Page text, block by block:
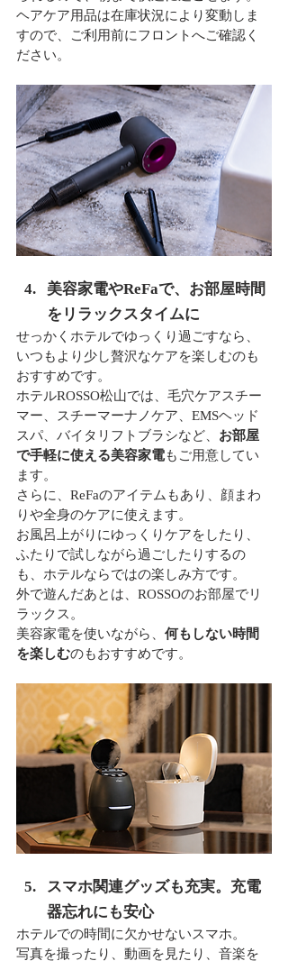
ヘアケア用品は在庫状況により変動しま
すので、ご利用前にフロントへご確認く
ださい。
美容家電やReFaで、お部屋時間
をリラックスタイムに
せっかくホテルでゆっくり過ごすなら、
いつもより少し贅沢なケアを楽しむのも
おすすめです。
ホテルROSSO松山では、毛穴ケアスチー
マー、スチーマーナノケア、EMSヘッド
スパ、バイタリフトブラシなど、 お部屋
で手軽に使える美容家電 もご用意してい
ます。
さらに、ReFaのアイテムもあり、顔まわ
りや全身のケアに使えます。
お風呂上がりにゆっくりケアをしたり、
ふたりで試しながら過ごしたりするの
も、ホテルならではの楽しみ方です。
外で遊んだあとは、ROSSOのお部屋でリ
ラックス。
美容家電を使いながら、 何もしない時間
を楽しむのもおすすめです。
スマホ関連グッズも充実。充電
器忘れにも安心
ホテルでの時間に欠かせないスマホ。
写真を撮ったり、動画を見たり、音楽を